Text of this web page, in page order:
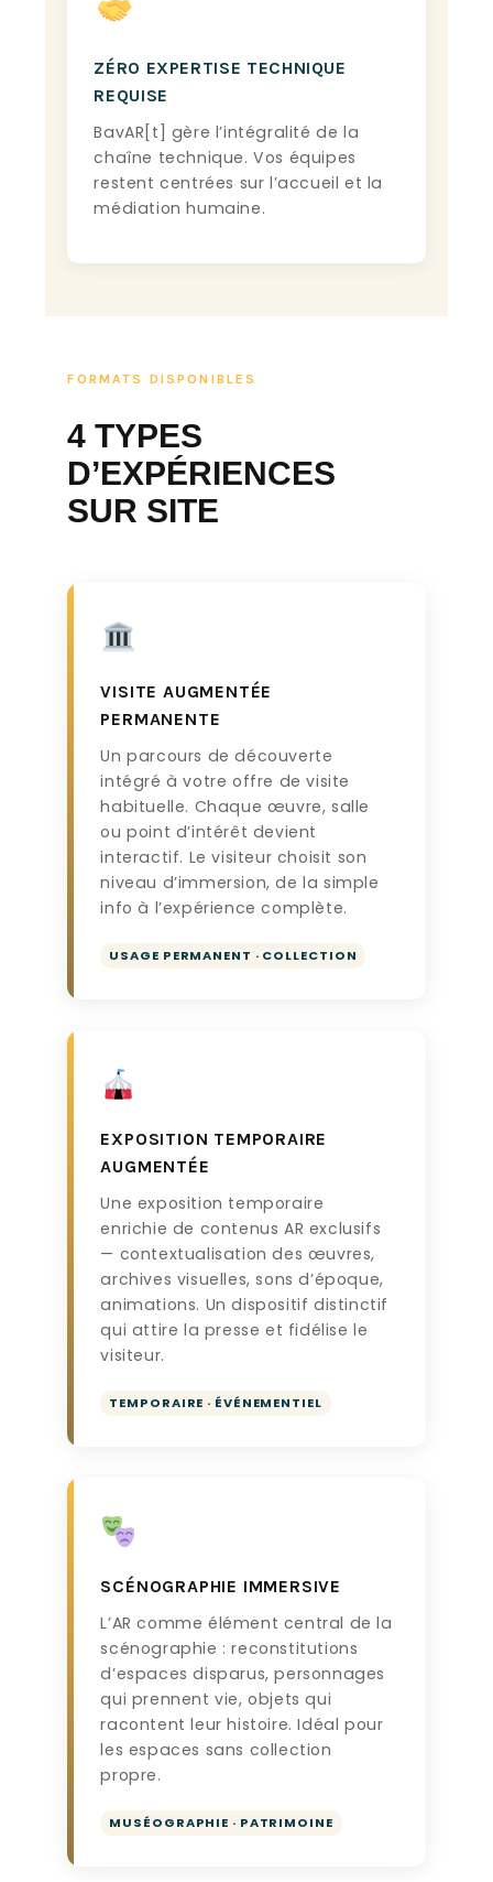
ZÉRO EXPERTISE TECHNIQUE
REQUISE
BavAR[t] gère l’intégralité de la
chaîne technique. Vos équipes
restent centrées sur l’accueil et la
médiation humaine.
FORMATS DISPONIBLES
4 TYPES
D’EXPÉRIENCES
SUR SITE
VISITE AUGMENTÉE
PERMANENTE
Un parcours de découverte
intégré à votre offre de visite
habituelle. Chaque œuvre, salle
ou point d’intérêt devient
interactif. Le visiteur choisit son
niveau d’immersion, de la simple
info à l’expérience complète.
USAGE PERMANENT · COLLECTION
EXPOSITION TEMPORAIRE
AUGMENTÉE
Une exposition temporaire
enrichie de contenus AR exclusifs
— contextualisation des œuvres,
archives visuelles, sons d’époque,
animations. Un dispositif distinctif
qui attire la presse et fidélise le
visiteur.
TEMPORAIRE · ÉVÉNEMENTIEL
SCÉNOGRAPHIE IMMERSIVE
L’AR comme élément central de la
scénographie : reconstitutions
d’espaces disparus, personnages
qui prennent vie, objets qui
racontent leur histoire. Idéal pour
les espaces sans collection
propre.
MUSÉOGRAPHIE · PATRIMOINE